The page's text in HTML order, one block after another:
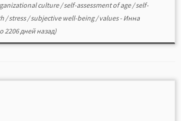
culture/self-assessment of age/self-
/stress/subjective well-being/values- Инна
2206 дней назад)